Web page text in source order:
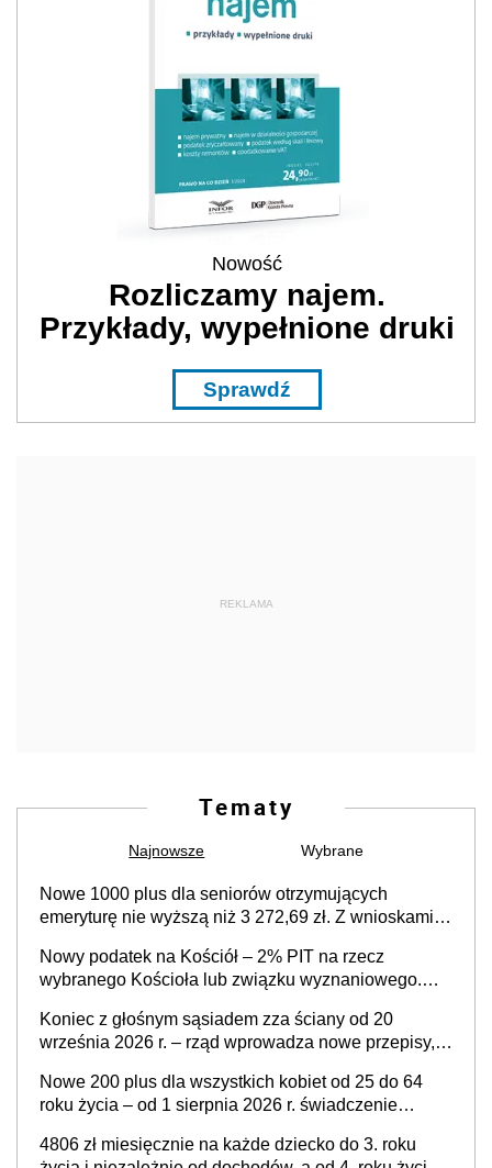
Nowość
Rozliczamy najem.
Przykłady, wypełnione druki
Sprawdź
REKLAMA
Tematy
Najnowsze Wybrane
Nowe 1000 plus dla seniorów otrzymujących
emeryturę nie wyższą niż 3 272,69 zł. Z wnioskami
nie otrzymają
Nowy podatek na Kościół – 2% PIT na rzecz
wybranego Kościoła lub związku wyznaniowego.
finansowania
Koniec z głośnym sąsiadem zza ściany od 20
września 2026 r. – rząd wprowadza nowe przepisy,
Nowe 200 plus dla wszystkich kobiet od 25 do 64
roku życia – od 1 sierpnia 2026 r. świadczenie
4806 zł miesięcznie na każde dziecko do 3. roku